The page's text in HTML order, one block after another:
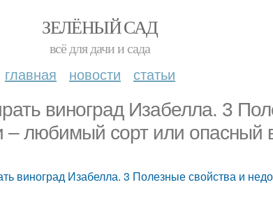
ЗЕЛЁНЫЙ САД
всё для дачи и сада
главная новости статьи
виноград Изабелла. 3
– любимый сорт или опасный
виноград Изабелла. 3 Полезные свойства и